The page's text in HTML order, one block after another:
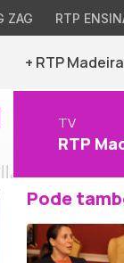
ZAG RTP
+ RTP Madeira
TV
RTP
Pode